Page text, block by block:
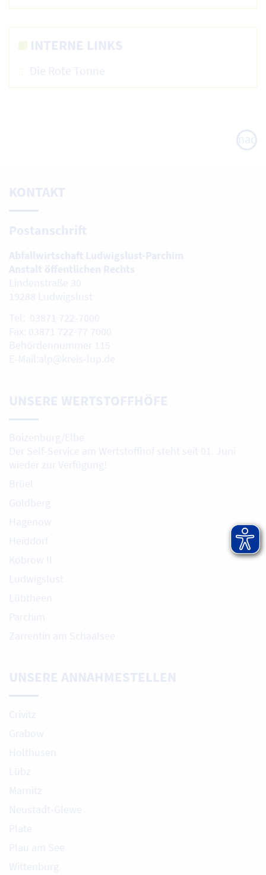
INTERNE LINKS
Die Rote Tonne
nach
oben
KONTAKT
Postanschrift
Abfallwirtschaft Ludwigslust-Parchim
Anstalt öffentlichen Rechts
Lindenstraße 30
19288 Ludwigslust
Tel: 03871 722-7000
Fax: 03871 722-77 7000
Behördennummer 115
E-Mail:alp@kreis-lup.de
UNSERE WERTSTOFFHÖFE
Boizenburg/Elbe
Der Self-Service am Wertstoffhof steht seit 01. Juni
wieder zur Verfügung!
Brüel
Goldberg
Hagenow
Heiddorf
Kobrow II
Ludwigslust
Lübtheen
Parchim
Zarrentin am Schaalsee
UNSERE ANNAHMESTELLEN
Crivitz
Grabow
Holthusen
Lübz
Marnitz
Neustadt-Glewe
Plate
Plau am See
Wittenburg